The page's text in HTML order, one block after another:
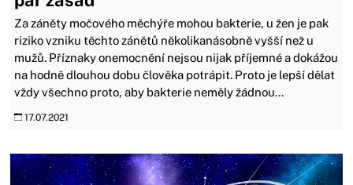
Za záněty močového měchýře mohou bakterie, u žen je pak
riziko vzniku těchto zánětů několikanásobně vyšší než u
mužů. Příznaky onemocnění nejsou nijak příjemné a dokážou
na hodně dlouhou dobu člověka potrápit. Proto je lepší dělat
vždy všechno proto, aby bakterie neměly žádnou...
17.07.2021